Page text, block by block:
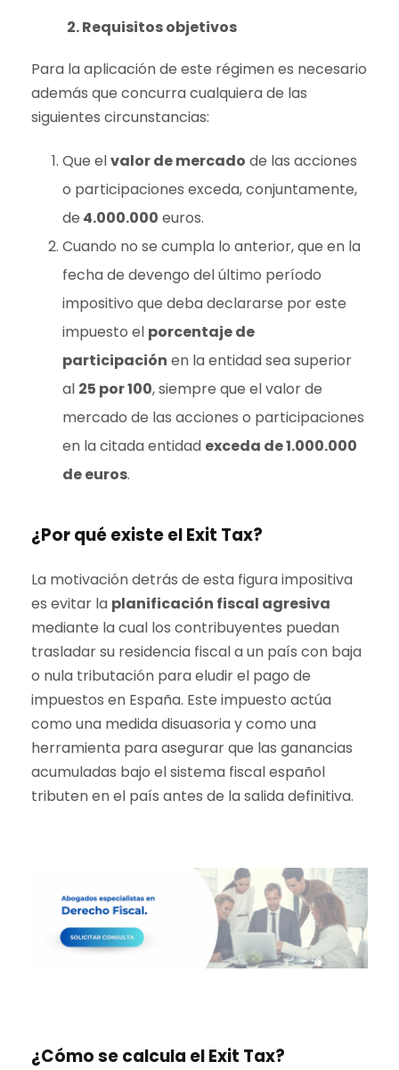
2. Requisitos objetivos
Para la aplicación de este régimen es necesario
además que concurra cualquiera de las
siguientes circunstancias:
Que elvalor de mercado de las acciones
o participaciones exceda, conjuntamente,
de 4.000.000 euros.
Cuando no se cumpla lo anterior, que en la
fecha de devengo del último período
impositivo que deba declararse por este
impuesto el porcentaje de
participación en la entidad sea superior
al 25 por 100, siempre que el valor de
mercado de las acciones o participaciones
en la citada entidad exceda de 1.000.000
de euros.
¿Por qué existe el Exit Tax?
La motivación detrás de esta figura impositiva
es evitar la planificación fiscal agresiva
mediante la cual los contribuyentes puedan
trasladar su residencia fiscal a un país con baja
o nula tributación para eludir el pago de
impuestos en España. Este impuesto actúa
como una medida disuasoria y como una
herramienta para asegurar que las ganancias
acumuladas bajo el sistema fiscal español
tributen en el país antes de la salida definitiva.
¿Cómo se calcula el Exit Tax?